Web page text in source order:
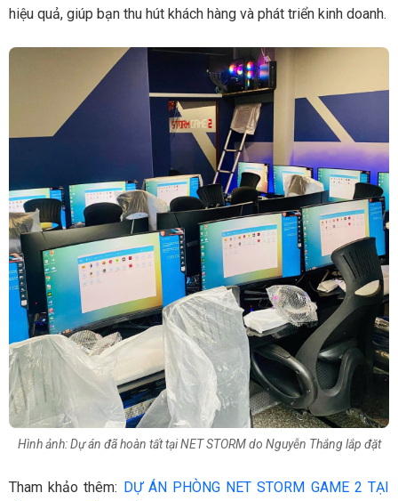
hiệu quả, giúp bạn thu hút khách hàng và phát triển kinh doanh.
Hình ảnh: Dự án đã hoàn tất tại NET STORM do Nguyễn Thắng lắp đặt
Tham khảo thêm: DỰ ÁN PHÒNG NET STORM GAME 2 TẠI